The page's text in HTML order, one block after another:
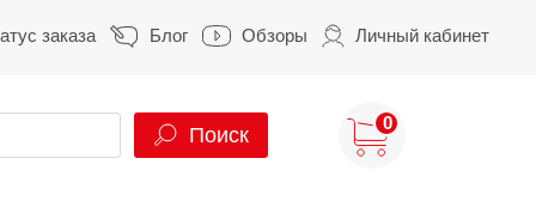
заказа Блог Обзоры Личный кабинет
Поиск
0